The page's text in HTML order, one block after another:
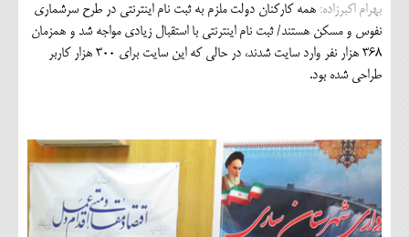
محیط زیست و گردشگری
فرهنگی و هنری
خانه
بهرام اکبرزاده: همه کارکنان دولت ملزم به ثبت نام اینترنتی در طرح سرشماری
نفوس و مسکن هستند/ ثبت نام اینترنتی با استقبال زیادی مواجه شد و همزمان
368 هزار نفر وارد سایت شدند، در حالی که این سایت برای 300 هزار کاربر
طراحی شده بود.